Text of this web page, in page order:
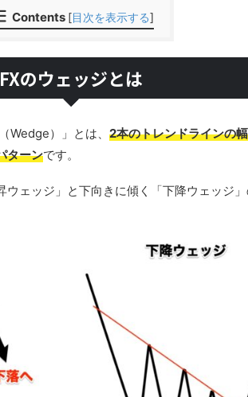
Contents [目次を表示する]
FXのウェッジとは
Wedge）」とは、 2本のトレンドラインの
ターンです。
ウェッジ」と下向きに傾く「下降ウェッジ